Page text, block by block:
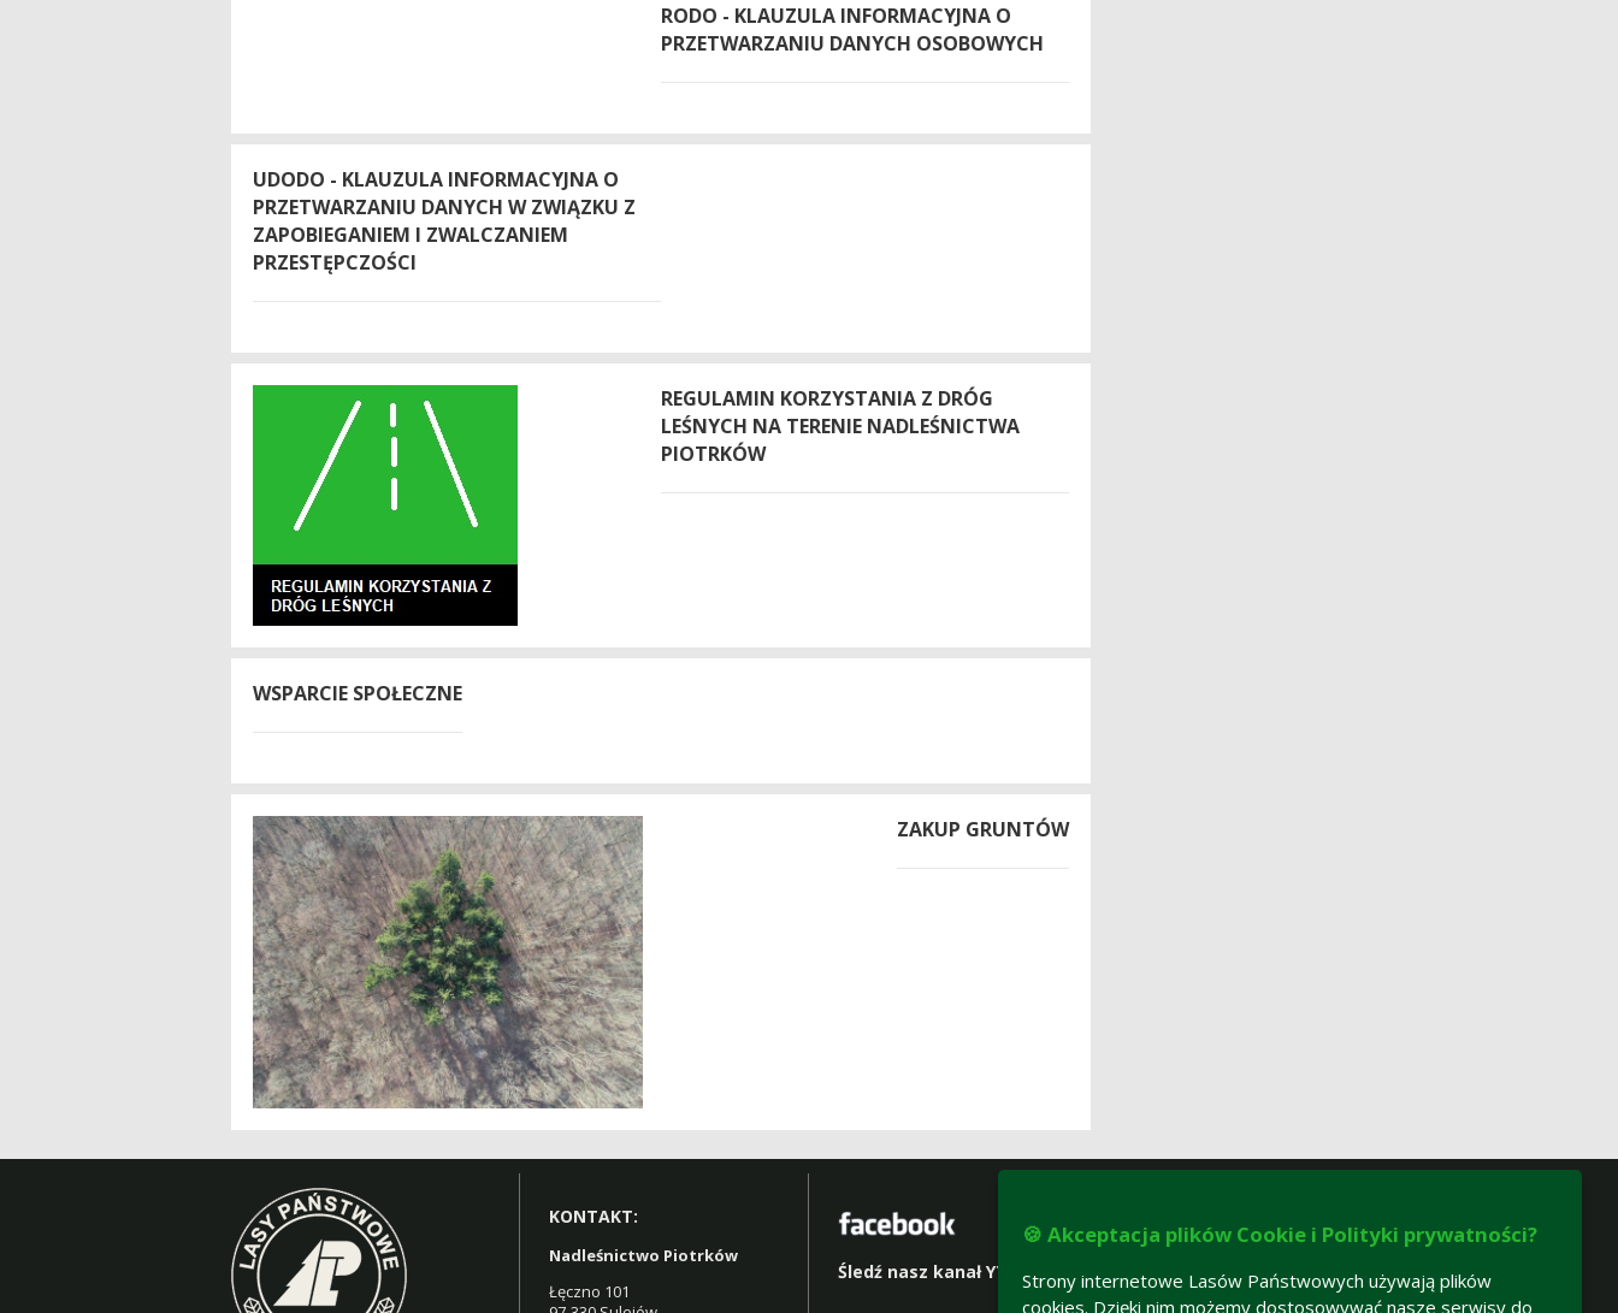
RODO - KLAUZULA INFORMACYJNA O
PRZETWARZANIU DANYCH OSOBOWYCH
UDODO - KLAUZULA INFORMACYJNA O
PRZETWARZANIU DANYCH W ZWIĄZKU Z
ZAPOBIEGANIEM I ZWALCZANIEM
PRZESTĘPCZOŚCI
REGULAMIN KORZYSTANIA Z DRÓG
LEŚNYCH NA TERENIE NADLEŚNICTWA
PIOTRKÓW
WSPARCIE SPOŁECZNE
ZAKUP GRUNTÓW
KONTAKT:
Nadleśnictwo Piotrków
Łęczno 101
Śledź nasz kanał YT:
🍪 Akceptacja plików Cookie i Polityki prywatności?
Strony internetowe Lasów Państwowych używają plików
cookies. Dzięki nim możemy dostosowywać nasze serwisy do